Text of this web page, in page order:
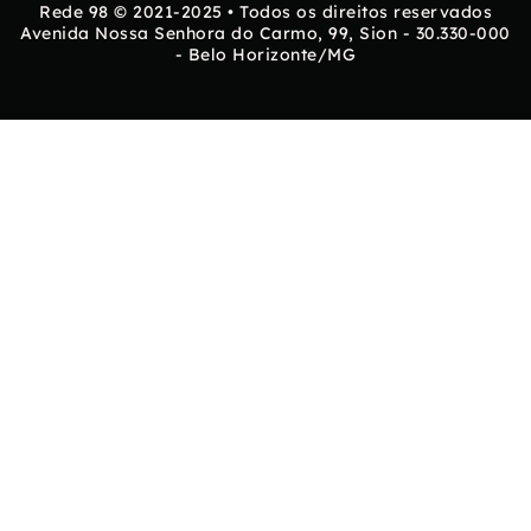
Rede 98 © 2021-2025 • Todos os direitos reservados
Avenida Nossa Senhora do Carmo, 99, Sion - 30.330-000
- Belo Horizonte/MG